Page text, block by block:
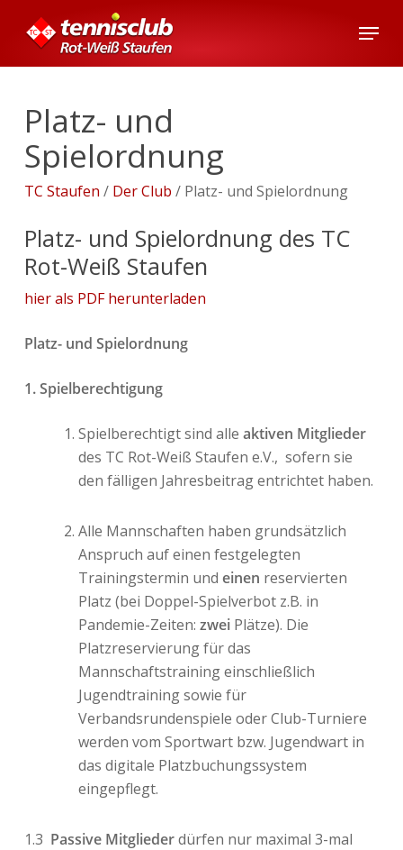
Menu
Platz- und
Spielordnung
TC Staufen / Der Club / Platz- und Spielordnung
Platz- und Spielordnung des TC
Rot-Weiß Staufen
hier als PDF herunterladen
Platz- und Spielordnung
1. Spielberechtigung
Spielberechtigt sind alle aktiven Mitglieder
des TC Rot-Weiß Staufen e.V., sofern sie
den fälligen Jahresbeitrag entrichtet haben.
Alle Mannschaften haben grundsätzlich
Anspruch auf einen festgelegten
Trainingstermin und einen reservierten
Platz (bei Doppel-Spielverbot z.B. in
Pandemie-Zeiten: zweiPlätze). Die
Platzreservierung für das
Mannschaftstraining einschließlich
Jugendtraining sowie für
Verbandsrundenspiele oder Club-Turniere
werden vom Sportwart bzw. Jugendwart in
das digitale Platzbuchungssystem
eingepflegt.
1.3 Passive Mitgliederdürfen nur maximal 3-mal